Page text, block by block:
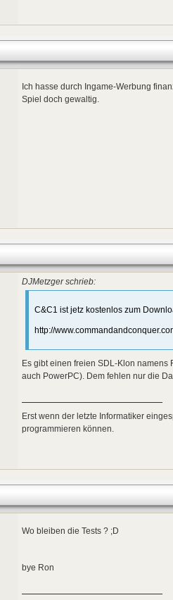
Ich hasse durch Ingame-Werbung
Spiel doch gewaltig.
DJMetzger schrieb:
C&C1 ist jetz kostenlos zum
http://
Es gibt einen freien SDL-Klon
auch PowerPC). Dem fehlen nur die
Erst wenn der letzte Informatiker
programmieren können.
Wo bleiben die Tests ? ;D
bye Ron